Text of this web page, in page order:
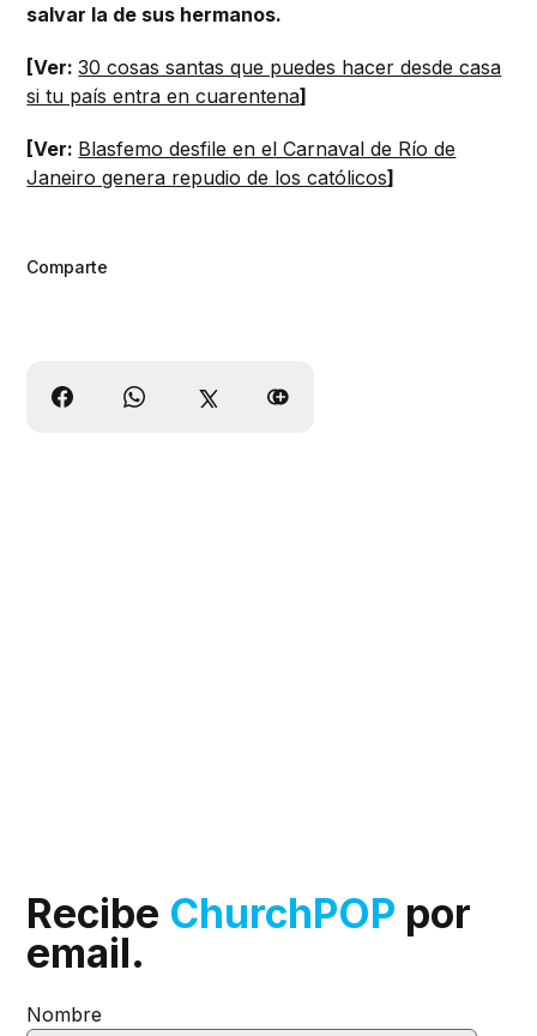
salvar la de sus hermanos.
[Ver:30 cosas santas que puedes hacer desde casa
si tu país entra en cuarentena]
[Ver: Blasfemo desfile en el Carnaval de Río de
Janeiro genera repudio de los católicos]
Comparte
Recibe ChurchPOP por
email.
Nombre